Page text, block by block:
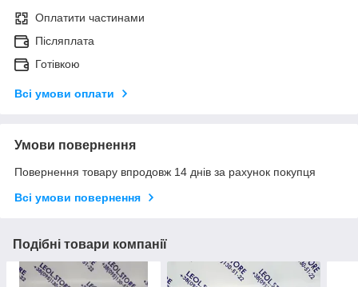
Оплатити частинами
Післяплата
Готівкою
Всі умови оплати
Умови повернення
Повернення товару впродовж 14 днів за рахунок покупця
Всі умови повернення
Подібні товари компанії